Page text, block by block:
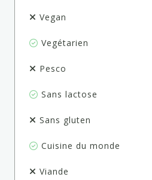
Vegan
Vegétarien
Pesco
Sans lactose
Sans gluten
Cuisine du monde
Viande